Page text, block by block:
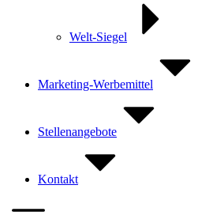
Welt-Siegel
Marketing-Werbemittel
Stellenangebote
Kontakt